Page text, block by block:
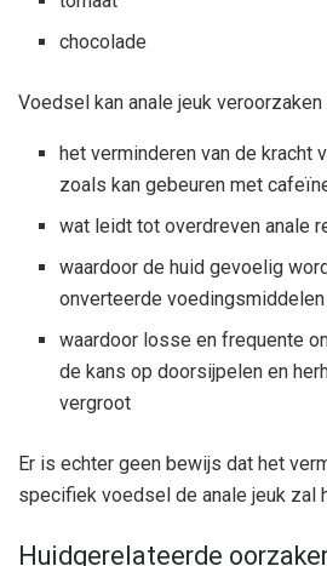
chocolade
Voedsel kan anale jeuk veroorzaken
het verminderen van de kracht
zoals kan gebeuren met
wat leidt tot overdreven anale
waardoor de huid gevoelig
onverteerde voedingsmiddelen
waardoor losse en frequente
de kans op doorsijpelen en
vergroot
Er is echter geen bewijs dat het
specifiek voedsel de anale jeuk zal
Huidgerelateerde